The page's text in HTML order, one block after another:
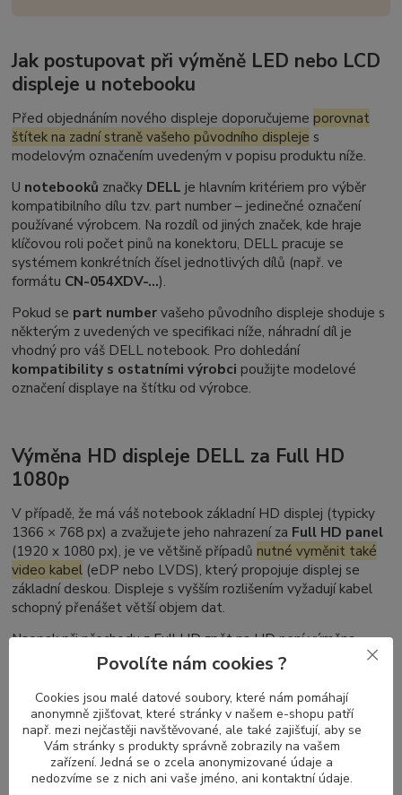
Jak postupovat při výměně LED nebo LCD
displeje u notebooku
Před objednáním nového displeje doporučujeme porovnat
štítek na zadní straně vašeho původního displeje s
modelovým označením uvedeným v popisu produktu níže.
U notebooků značky DELL je hlavním kritériem pro výběr
kompatibilního dílu tzv. part number– jedinečné označení
používané výrobcem. Na rozdíl od jiných značek, kde hraje
klíčovou roli počet pinů na konektoru, DELL pracuje se
systémem konkrétních čísel jednotlivých dílů (např. ve
formátu CN-054XDV-...).
Pokud se part numbervašeho původního displeje shoduje s
některým z uvedených ve specifikaci níže, náhradní díl je
vhodný pro váš DELL notebook. Pro dohledání
kompatibility s ostatními výrobci použijte modelové
označení displaye na štítku od výrobce.
Výměna HD displeje DELL za Full HD
1080p
V případě, že má váš notebook základní HD displej (typicky
1366 × 768 px) a zvažujete jeho nahrazení za Full HD panel
(1920 x 1080 px), je ve většině případů nutné vyměnit také
video kabel (eDP nebo LVDS), který propojuje displej se
základní deskou. Displeje s vyšším rozlišením vyžadují kabel
schopný přenášet větší objem dat.
Naopak při přechodu z Full HD zpět na HD není výměna
kabelu nutná – kabely pro vyšší rozlišení podporují i nižší
režimy zobrazení.
Nelze zaměnit DELL Latitude dotykový
displej za nedotykový (a naopak)
Povolíte nám cookies ?
Cookies jsou malé datové soubory, které nám pomáhají
anonymně zjišťovat, které stránky v našem e-shopu patří
např. mezi nejčastěji navštěvované, ale také zajišťují, aby se
Vám stránky s produkty správně zobrazily na vašem
zařízení. Jedná se o zcela anonymizované údaje a
nedozvíme se z nich ani vaše jméno, ani kontaktní údaje.